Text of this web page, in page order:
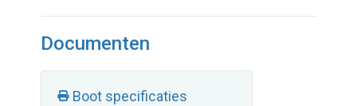
Documenten
Boot specificaties